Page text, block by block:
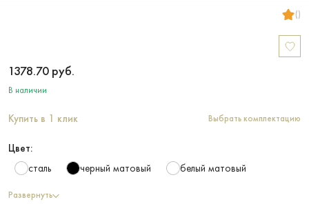
()
1378.70 руб.
В наличии
Купить в 1 клик Выбрать комплектацию
Цвет:
сталь
черный матовый белый матовый
Развернуть